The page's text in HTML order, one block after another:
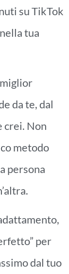
su TikTok
tua
da te, dal
crei. Non
metodo
persona
per
dal tuo